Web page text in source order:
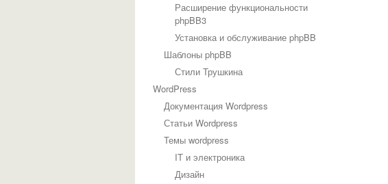
Расширение функциональности
phpBB3
Установка и обслуживание phpBB
Шаблоны phpBB
Стили Трушкина
WordPress
Документация Wordpress
Статьи Wordpress
Темы wordpress
IT и электроника
Дизайн